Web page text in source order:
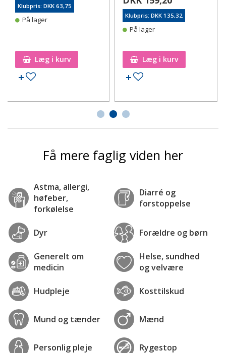
Klubpris: DKK 63,75
På lager
Læg i kurv
Tilføj til ønskeseddel
Klubpris: DKK 135,32
På lager
Læg i kurv
Tilføj til ønskeseddel
Få mere faglig viden her
Astma, allergi,
høfeber,
forkølelse
Diarré og
forstoppelse
Dyr Forældre og børn
Generelt om
medicin
Helse, sundhed
og velvære
Hudpleje Kosttilskud
Mund og tænder Mænd
Personlig pleje Rygestop